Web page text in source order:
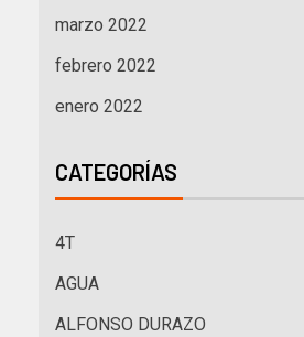
marzo 2022
febrero 2022
enero 2022
CATEGORÍAS
4T
AGUA
ALFONSO DURAZO